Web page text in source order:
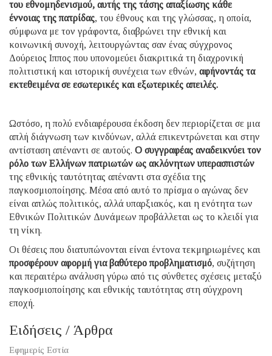
του εθνομηδενισμού, αυτής της τάσης απαξίωσης κάθε
έννοιας της πατρίδας, του έθνους και της γλώσσας, η οποία,
σύμφωνα με τον γράφοντα, διαβρώνει την εθνική και
κοινωνική συνοχή, λειτουργώντας σαν ένας σύγχρονος
Δούρειος Ιππος που υπονομεύει διακριτικά τη διαχρονική
πολιτιστική και ιστορική συνέχεια των εθνών, αφήνοντάς τα
εκτεθειμένα σε εσωτερικές και εξωτερικές απειλές.
Ωστόσο, η πολύ ενδιαφέρουσα έκδοση δεν περιορίζεται σε μια
απλή διάγνωση των κινδύνων, αλλά επικεντρώνεται και στην
αντίσταση απέναντι σε αυτούς. Ο συγγραφέας αναδεικνύει τον
ρόλο των Ελλήνων πατριωτών ως ακλόνητων υπερασπιστών
της εθνικής ταυτότητας απέναντι στα σχέδια της
παγκοσμιοποίησης. Μέσα από αυτό το πρίσμα ο αγώνας δεν
είναι απλώς πολιτικός, αλλά υπαρξιακός, και η ενότητα των
Εθνικών Πολιτικών Δυνάμεων προβάλλεται ως το κλειδί για
τη νίκη.
Οι θέσεις που διατυπώνονται είναι έντονα τεκμηριωμένες και
προσφέρουν αφορμή για βαθύτερο προβληματισμό, συζήτηση
και περαιτέρω ανάλυση γύρω από τις σύνθετες σχέσεις μεταξύ
παγκοσμιοποίησης και εθνικής ταυτότητας στη σύγχρονη
εποχή.
Ειδήσεις / Άρθρα
Εφημερίς Εστία